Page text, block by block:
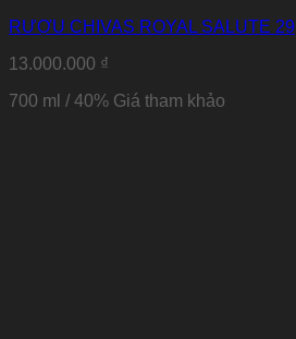
RƯỢU CHIVAS ROYAL SALUTE 29
13.000.000 ₫
700 ml / 40% Giá tham khảo